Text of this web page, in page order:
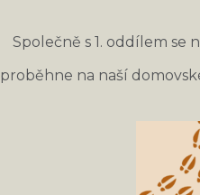
Společně s 1. oddílem se
proběhne na naší